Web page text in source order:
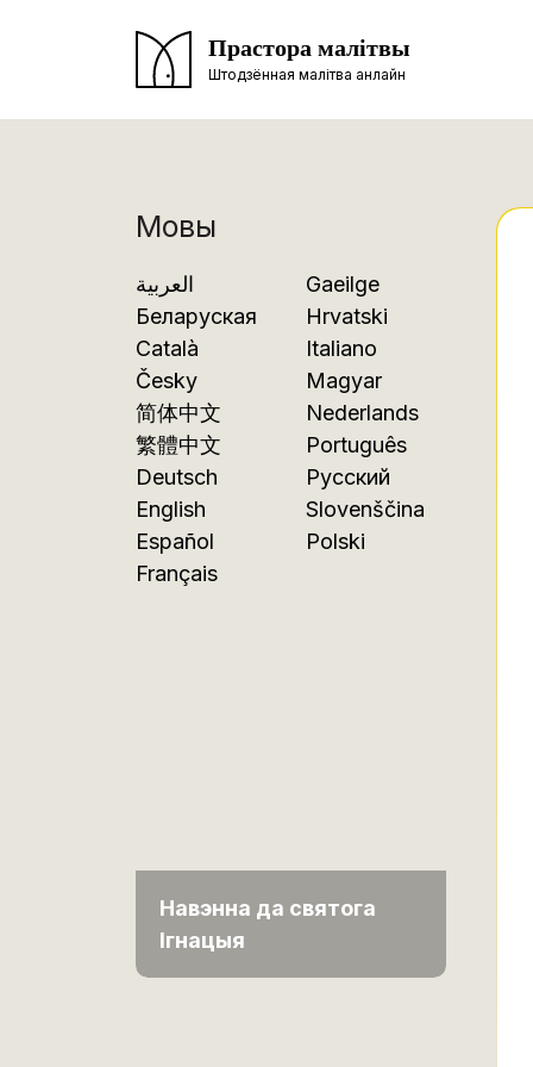
Прастора малітвы
Штодзённая малітва анлайн
Мовы
العربية
Беларуская
Català
Česky
简体中文
繁體中文
Deutsch
English
Español
Français
Gaeilge
Hrvatski
Italiano
Magyar
Nederlands
Português
Русский
Slovenščina
Polski
Навэнна да святога
Ігнацыя